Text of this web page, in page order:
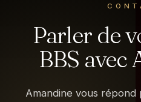
Parler de
BBS avec
Amandine vous